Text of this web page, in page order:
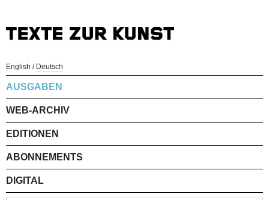
English / Deutsch
AUSGABEN
WEB-ARCHIV
EDITIONEN
ABONNEMENTS
DIGITAL